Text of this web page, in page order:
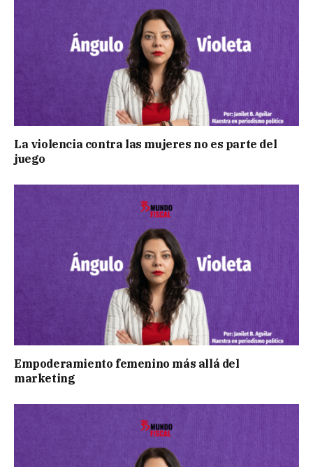
La violencia contra las mujeres no es parte del
juego
Empoderamiento femenino más allá del
marketing